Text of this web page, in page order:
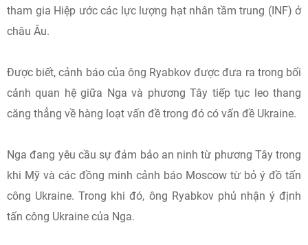
tham gia Hiệp ước các lực lượng hạt nhân tầm trung (INF) ở
châu Âu.
Được biết, cảnh báo của ông Ryabkov được đưa ra trong bối
cảnh quan hệ giữa Nga và phương Tây tiếp tục leo thang
căng thẳng về hàng loạt vấn đề trong đó có vấn đề Ukraine.
Nga đang yêu cầu sự đảm bảo an ninh từ phương Tây trong
khi Mỹ và các đồng minh cảnh báo Moscow từ bỏ ý đồ tấn
công Ukraine. Trong khi đó, ông Ryabkov phủ nhận ý định
tấn công Ukraine của Nga.